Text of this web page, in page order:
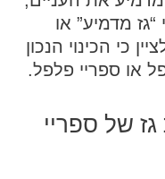
מדמיע” או
כי הכינוי הנכון
או ספריי פלפל.
של ספריי